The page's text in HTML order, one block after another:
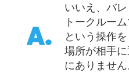
A.
いいえ、バ
トークルー
という操作
場所が相手
にありません